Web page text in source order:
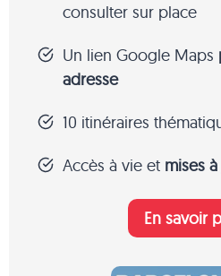
consulter sur place
Un lien Google Maps
adresse
10 itinéraires
Accès à vie et mises
En savoir